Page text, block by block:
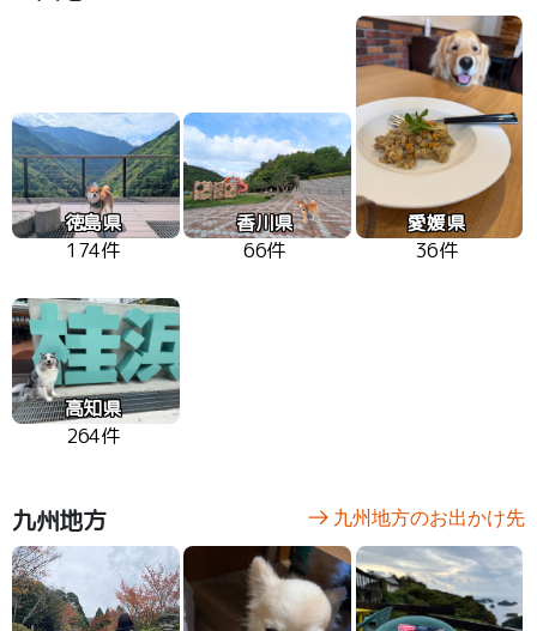
徳島県
174件
香川県
66件
愛媛県
36件
高知県
264件
九州地方 九州地方のお出かけ先